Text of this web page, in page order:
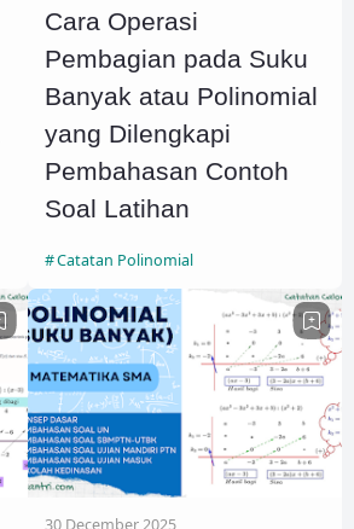
Cara Operasi
Pembagian pada Suku
Banyak atau Polinomial
yang Dilengkapi
Pembahasan Contoh
Soal Latihan
Catatan Polinomial
30 December 2025